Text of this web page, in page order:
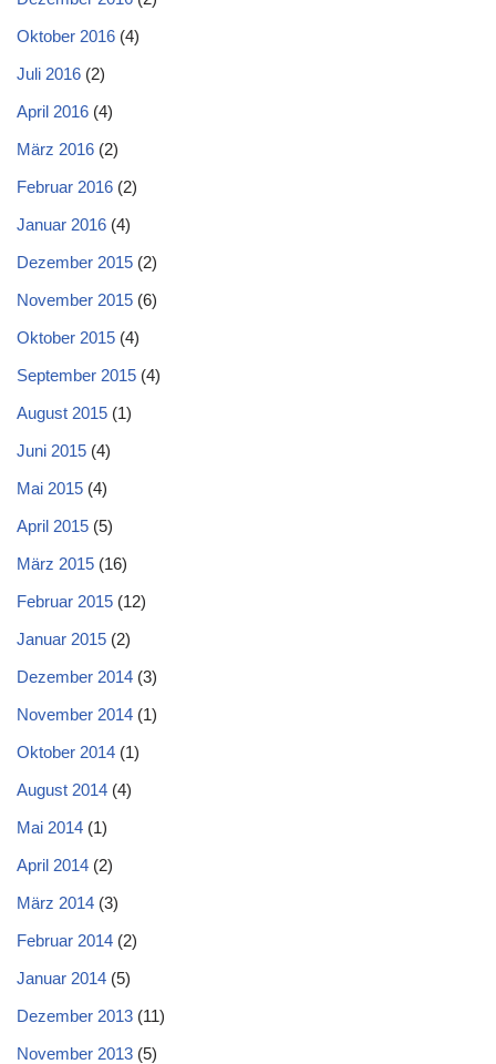
Oktober 2016 (4)
Juli 2016 (2)
April 2016 (4)
März 2016 (2)
Februar 2016 (2)
Januar 2016 (4)
Dezember 2015 (2)
November 2015 (6)
Oktober 2015 (4)
September 2015 (4)
August 2015 (1)
Juni 2015 (4)
Mai 2015 (4)
April 2015 (5)
März 2015 (16)
Februar 2015 (12)
Januar 2015 (2)
Dezember 2014 (3)
November 2014 (1)
Oktober 2014 (1)
August 2014 (4)
Mai 2014 (1)
April 2014 (2)
März 2014 (3)
Februar 2014 (2)
Januar 2014 (5)
Dezember 2013 (11)
November 2013 (5)